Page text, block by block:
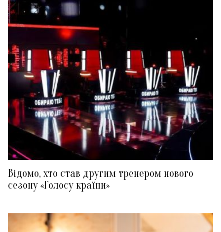
Відомо, хто став другим тренером нового
сезону «Голосу країни»